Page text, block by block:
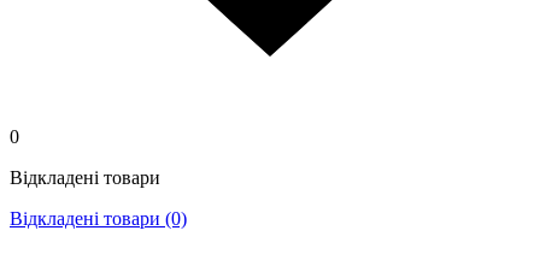
0
Відкладені товари
Відкладені товари (0)